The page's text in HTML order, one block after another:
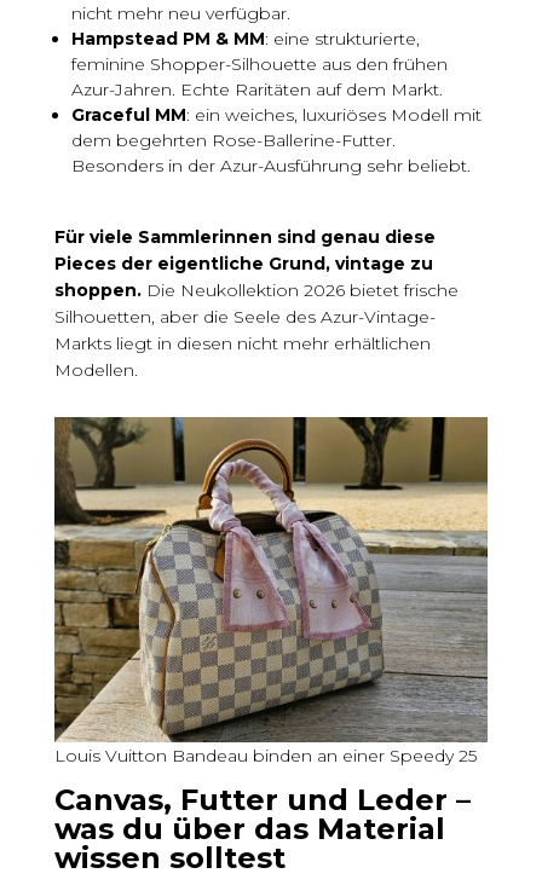
nicht mehr neu verfügbar.
Hampstead PM & MM: eine strukturierte,
feminine Shopper-Silhouette aus den frühen
Azur-Jahren. Echte Raritäten auf dem Markt.
Graceful MM: ein weiches, luxuriöses Modell mit
dem begehrten Rose-Ballerine-Futter.
Besonders in der Azur-Ausführung sehr beliebt.
Für viele Sammlerinnen sind genau diese
Pieces der eigentliche Grund, vintage zu
shoppen.Die Neukollektion 2026 bietet frische
Silhouetten, aber die Seele des Azur-Vintage-
Markts liegt in diesen nicht mehr erhältlichen
Modellen.
Louis Vuitton Bandeau binden an einer Speedy 25
Canvas, Futter und Leder –
was du über das Material
wissen solltest